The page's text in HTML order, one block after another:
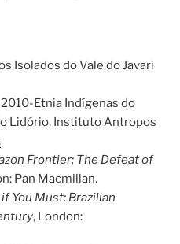
Isolados do Vale do Javari
Etnia Indígenas do
Lidório, Instituto Antropos
Frontier; The Defeat of
Pan Macmillan.
You Must: Brazilian
, London: